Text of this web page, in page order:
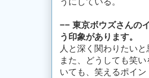
−− 東京ボウズさんの
う印象があります。
人と深く関わりたい
また、どうしても笑
いても、笑えるポイ